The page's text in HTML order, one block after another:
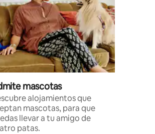
mascotas
alojamientos que
mascotas, para que
llevar a tu amigo de
patas.